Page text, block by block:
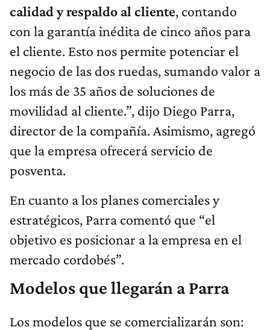
calidad y respaldo al cliente, contando
con la garantía inédita de cinco años para
el cliente. Esto nos permite potenciar el
negocio de las dos ruedas, sumando valor a
los más de 35 años de soluciones de
movilidad al cliente.”, dijo Diego Parra,
director de la compañía. Asimismo, agregó
que la empresa ofrecerá servicio de
posventa.
En cuanto a los planes comerciales y
estratégicos, Parra comentó que “el
objetivo es posicionar a la empresa en el
mercado cordobés”.
Modelos que llegarán a Parra
Los modelos que se comercializarán son: